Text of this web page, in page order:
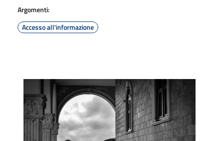
Argomenti:
Accesso all'informazione